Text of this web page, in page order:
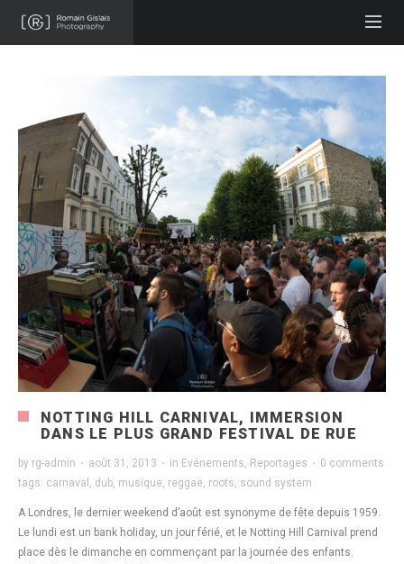
NOTTING HILL CARNIVAL, IMMERSION
DANS LE PLUS GRAND FESTIVAL DE RUE
by rg-admin · août 31, 2013 · in Evénements Reportages · 0 comments
tags: carnaval dub musique reggae roots sound system
A Londres, le dernier weekend d’août est synonyme de fête depuis 1959.
Le lundi est un bank holiday, un jour férié, et le Notting Hill Carnival prend
place dès le dimanche en commençant par la journée des enfants.